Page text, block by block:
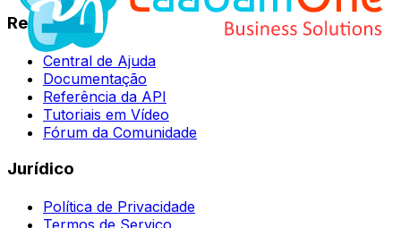
Recursos
Central de Ajuda
Documentação
Referência da API
Tutoriais em Vídeo
Fórum da Comunidade
Jurídico
Política de Privacidade